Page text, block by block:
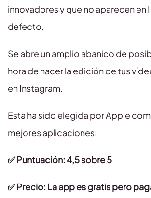
innovadores y que no aparecen en
defecto.
Se abre un amplio abanico de
hora de hacer la edición de tus
en Instagram.
Esta ha sido elegida por Apple
mejores aplicaciones:
✅ Puntuación: 4,5 sobre 5
✅ Precio: La app es gratis pero